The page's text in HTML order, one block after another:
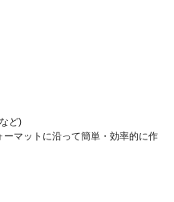
ど)
マットに沿って簡単・効率的に作